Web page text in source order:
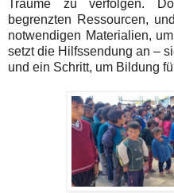
Träume zu verfolgen.
begrenzten Ressourcen,
notwendigen Materialien,
setzt die Hilfssendung an –
und ein Schritt, um Bildung